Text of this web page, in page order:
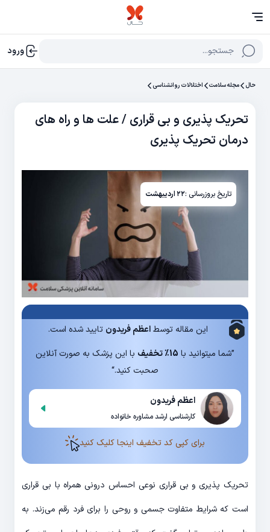
جستجو... ورود
حال مجله سلامت اختلالات روانشناسی
تحریک پذیری و بی قراری / علت ها و راه های
درمان تحریک پذیری
تاریخ بروزرسانی :۲۲ اردیبهشت
این مقاله توسطاعظم فریدون تایید شده است.
”شما میتوانید با 15% تخفیف
با این پزشک به صورت آنلاین
صحبت کنید.“
اعظم فریدون
کارشناسی ارشد مشاوره خانواده
برای کپی کد تخفیف اینجا کلیک کنید
تحریک پذیری و بی قراری نوعی احساس درونی همراه با بی قراری
است که شرایط متفاوت جسمی و روحی را برای فرد رقم می‌زند. به